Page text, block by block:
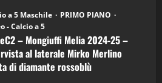
a 5 Maschile
PRIMO PIANO
- Calcio a 5
– Mongiuffi Melia 2024-25 –
al laterale Mirko Merlino
di diamante rossoblù
in Podcast: 27^ Puntata
14 Aprile 2026)
04/2026